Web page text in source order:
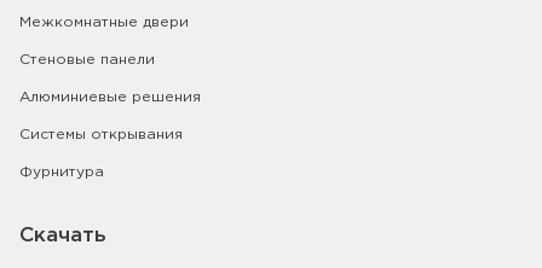
Межкомнатные двери
Стеновые панели
Алюминиевые решения
Системы открывания
Фурнитура
Скачать